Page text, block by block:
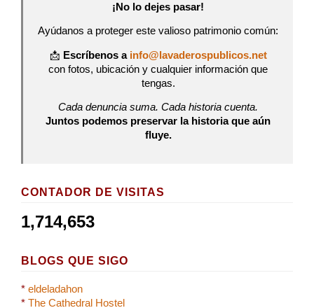
¡No lo dejes pasar!
Ayúdanos a proteger este valioso patrimonio común:
📩 Escríbenos a info@lavaderospublicos.net
con fotos, ubicación y cualquier información que
tengas.
Cada denuncia suma. Cada historia cuenta.
Juntos podemos preservar la historia que aún
fluye.
CONTADOR DE VISITAS
1,714,653
BLOGS QUE SIGO
* eldeladahon
* The Cathedral Hostel